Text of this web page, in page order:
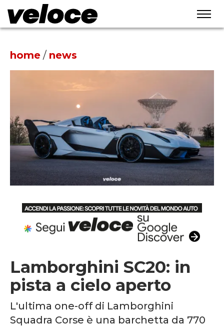
home / news
Lamborghini SC20: in
pista a cielo aperto
L'ultima one-off di Lamborghini
Squadra Corse è una barchetta da 770